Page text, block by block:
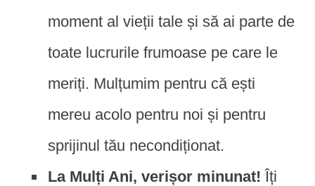
moment al vieții tale și să ai parte de
toate lucrurile frumoase pe care le
meriți. Mulțumim pentru că ești
mereu acolo pentru noi și pentru
sprijinul tău necondiționat.
La Mulți Ani, verișor minunat! Îți